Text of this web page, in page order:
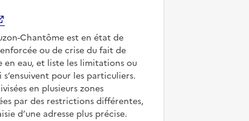
Chantôme est en état de
ou de crise du fait de
en eau, et liste les limitations ou
pour les particuliers.
en plusieurs zones
par des restrictions différentes,
d’une adresse plus précise.